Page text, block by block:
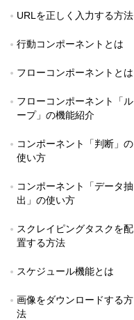
URLを正しく入力する方法
行動コンポーネントとは
フローコンポーネントとは
フローコンポーネント「ル
ープ」の機能紹介
コンポーネント「判断」の
使い方
コンポーネント「データ抽
出」の使い方
スクレイピングタスクを配
置する方法
スケジュール機能とは
画像をダウンロードする方
法